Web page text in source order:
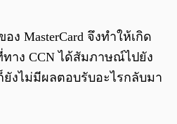
MasterCard จึงทำให้เกิด
าง CCN ได้สัมภาษณ์ไปยัง
ยังไม่มีผลตอบรับอะไรกลับมา